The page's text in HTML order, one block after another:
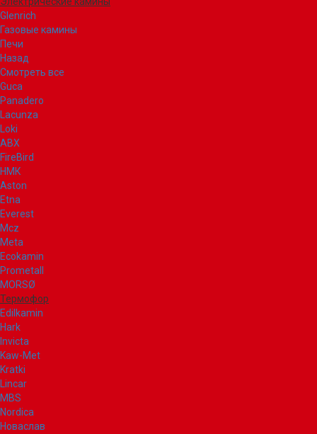
Glenrich
Газовые камины
Печи
Назад
Смотреть все
Guca
Panadero
Lacunza
Loki
ABX
FireBird
НМК
Aston
Etna
Everest
Mcz
Meta
Ecokamin
Prometall
MORSØ
Термофор
Edilkamin
Hark
Invicta
Kaw-Met
Kratki
Lincar
MBS
Nordica
Новаслав